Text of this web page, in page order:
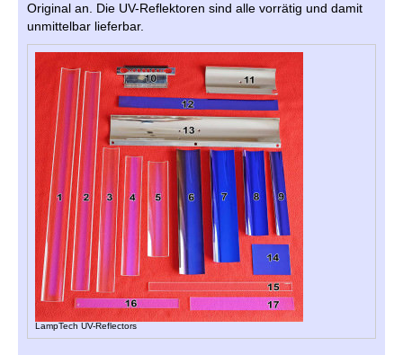
Original an. Die UV-Reflektoren sind alle vorrätig und damit
unmittelbar lieferbar.
LampTech UV-Reflectors